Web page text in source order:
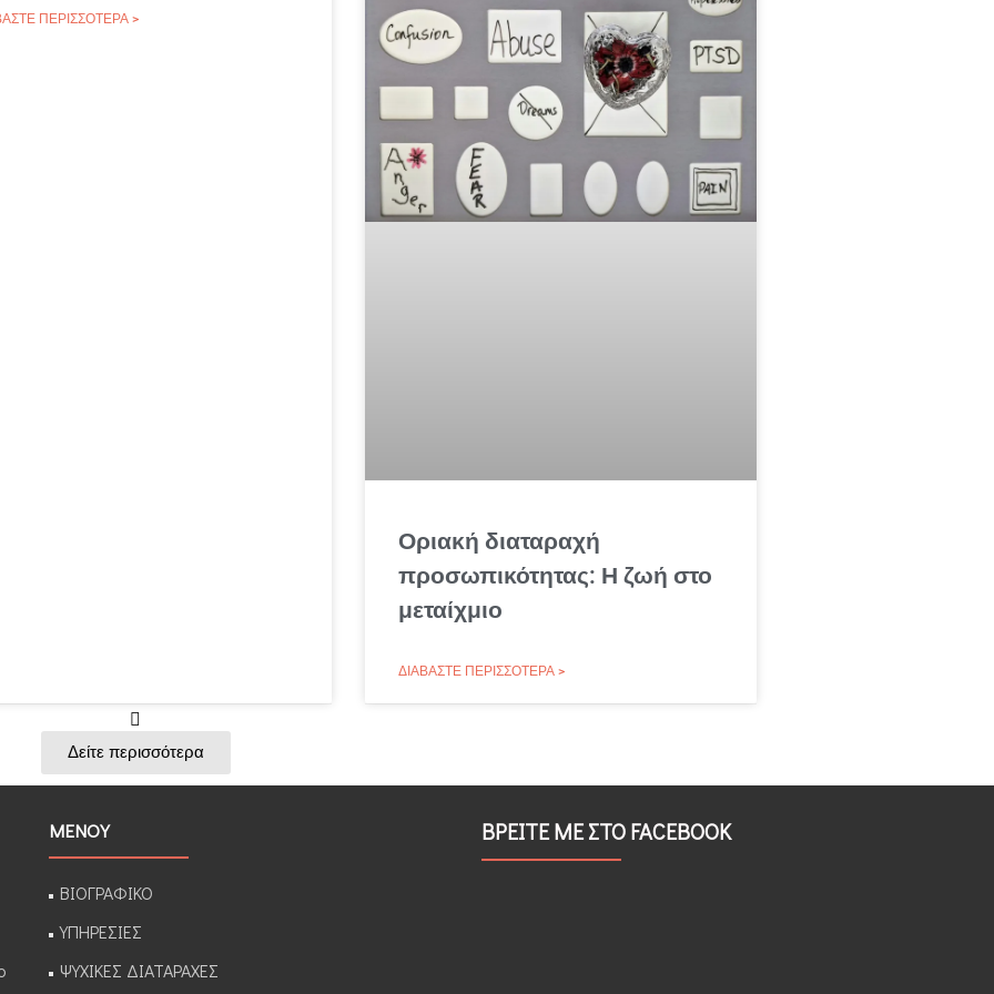
ΠΕΡΙΣΣΌΤΕΡΑ >
Οριακή διαταραχή
προσωπικότητας: Η ζωή στο
μεταίχμιο
ΔΙΑΒΆΣΤΕ ΠΕΡΙΣΣΌΤΕΡΑ >
Δείτε περισσότερα
ΜΕΝΟΥ
ΒΙΟΓΡΑΦΙΚΟ
ΥΠΗΡΕΣΙΕΣ
ΨΥΧΙΚΕΣ ΔΙΑΤΑΡΑΧΕΣ
ΒΡΕΙΤΕ ΜΕ ΣΤΟ FACEBOOK